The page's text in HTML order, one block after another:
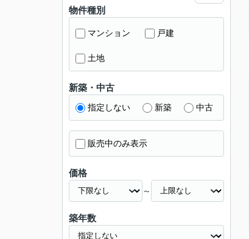
物件種別
マンション 戸建
土地
新築・中古
指定しない 新築 中古
販売中のみ表示
価格
～
築年数